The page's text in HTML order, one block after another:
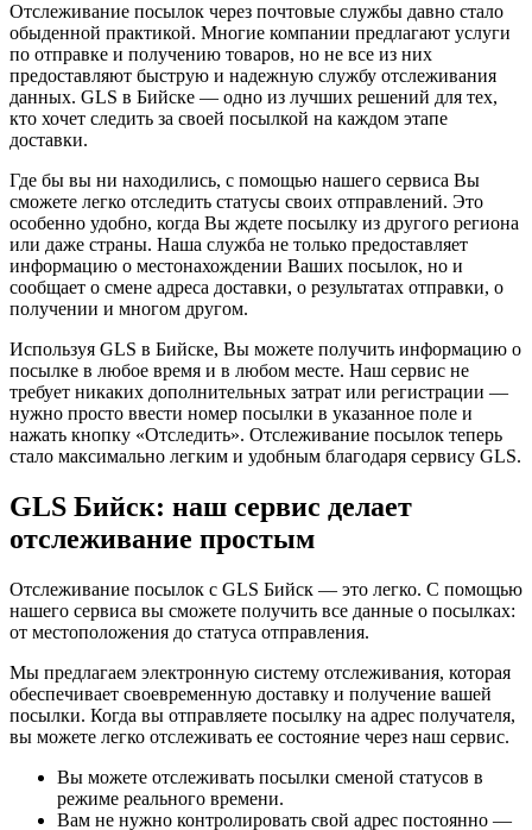
Отслеживание посылок через почтовые службы давно стало
обыденной практикой. Многие компании предлагают услуги
по отправке и получению товаров, но не все из них
предоставляют быструю и надежную службу отслеживания
данных. GLS в Бийске — одно из лучших решений для тех,
кто хочет следить за своей посылкой на каждом этапе
доставки.
Где бы вы ни находились, с помощью нашего сервиса Вы
сможете легко отследить статусы своих отправлений. Это
особенно удобно, когда Вы ждете посылку из другого региона
или даже страны. Наша служба не только предоставляет
информацию о местонахождении Ваших посылок, но и
сообщает о смене адреса доставки, о результатах отправки, о
получении и многом другом.
Используя GLS в Бийске, Вы можете получить информацию о
посылке в любое время и в любом месте. Наш сервис не
требует никаких дополнительных затрат или регистрации —
нужно просто ввести номер посылки в указанное поле и
нажать кнопку «Отследить». Отслеживание посылок теперь
стало максимально легким и удобным благодаря сервису GLS.
GLS Бийск: наш сервис делает
отслеживание простым
Отслеживание посылок с GLS Бийск — это легко. С помощью
нашего сервиса вы сможете получить все данные о посылках:
от местоположения до статуса отправления.
Мы предлагаем электронную систему отслеживания, которая
обеспечивает своевременную доставку и получение вашей
посылки. Когда вы отправляете посылку на адрес получателя,
вы можете легко отслеживать ее состояние через наш сервис.
Вы можете отслеживать посылки сменой статусов в
режиме реального времени.
Вам не нужно контролировать свой адрес постоянно —